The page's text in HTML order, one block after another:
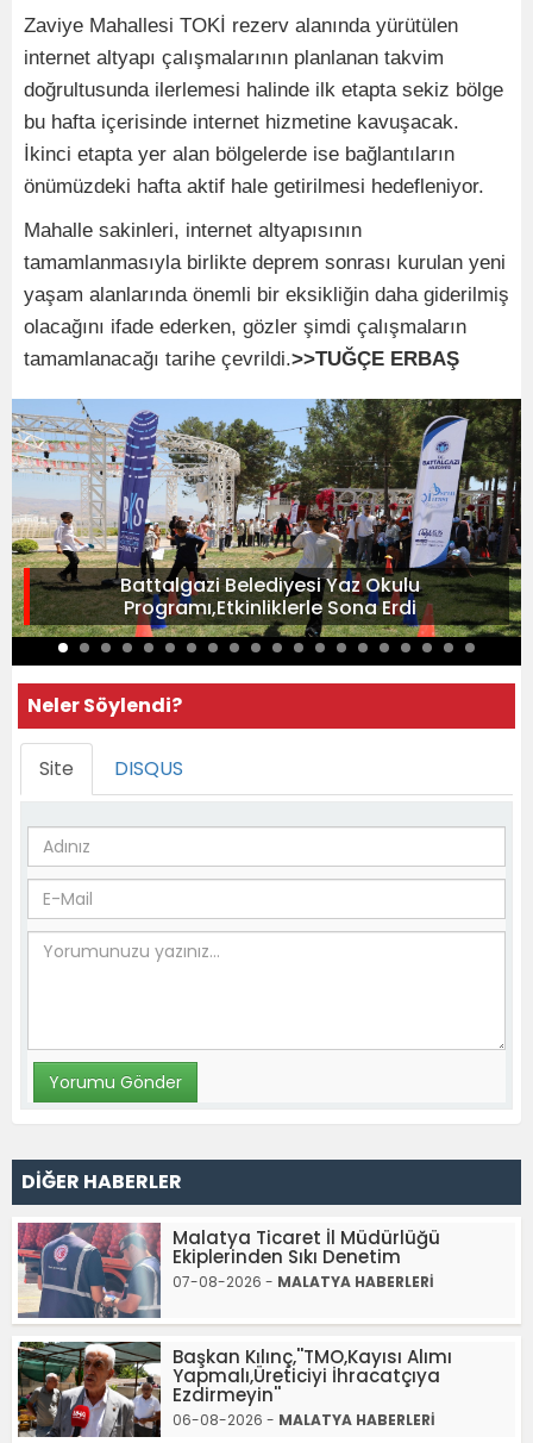
Zaviye Mahallesi TOKİ rezerv alanında yürütülen
internet altyapı çalışmalarının planlanan takvim
doğrultusunda ilerlemesi halinde ilk etapta sekiz bölge
bu hafta içerisinde internet hizmetine kavuşacak.
İkinci etapta yer alan bölgelerde ise bağlantıların
önümüzdeki hafta aktif hale getirilmesi hedefleniyor.
Mahalle sakinleri, internet altyapısının
tamamlanmasıyla birlikte deprem sonrası kurulan yeni
yaşam alanlarında önemli bir eksikliğin daha giderilmiş
olacağını ifade ederken, gözler şimdi çalışmaların
tamamlanacağı tarihe çevrildi.>>TUĞÇE ERBAŞ
Battalgazi Belediyesi Yaz Okulu
Programı,Etkinliklerle Sona Erdi
Neler Söylendi?
Site DISQUS
DİĞER HABERLER
Malatya Ticaret İl Müdürlüğü
Ekiplerinden Sıkı Denetim
07-08-2026 - MALATYA HABERLERİ
Başkan Kılınç,''TMO,Kayısı Alımı
Yapmalı,Üreticiyi İhracatçıya
Ezdirmeyin''
06-08-2026 - MALATYA HABERLERİ